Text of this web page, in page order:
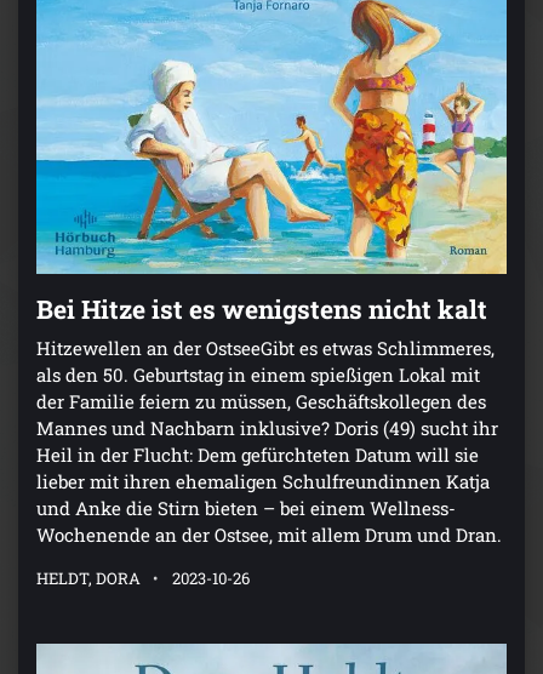
Bei Hitze ist es wenigstens nicht kalt
Hitzewellen an der OstseeGibt es etwas Schlimmeres,
als den 50. Geburtstag in einem spießigen Lokal mit
der Familie feiern zu müssen, Geschäftskollegen des
Mannes und Nachbarn inklusive? Doris (49) sucht ihr
Heil in der Flucht: Dem gefürchteten Datum will sie
lieber mit ihren ehemaligen Schulfreundinnen Katja
und Anke die Stirn bieten – bei einem Wellness-
Wochenende an der Ostsee, mit allem Drum und Dran.
HELDT, DORA 2023-10-26